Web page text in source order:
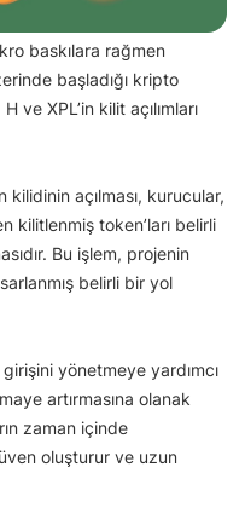
baskılara rağmen
başladığı kripto
ve XPL’in kilit açılımları
kilidinin açılması, kurucular,
kilitlenmiş token’ları belirli
Bu işlem, projenin
belirli bir yol
girişini yönetmeye yardımcı
artırmasına olanak
zaman içinde
oluşturur ve uzun